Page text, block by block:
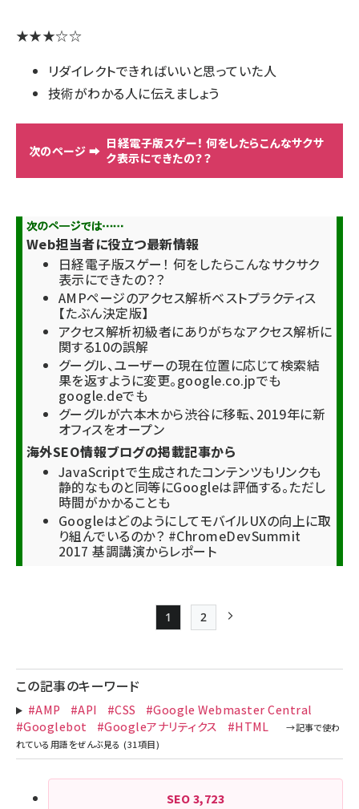
★★★☆☆
リダイレクトできればいいと思っていた人
技術がわかる人に伝えましょう
日経電子版スゲー！ 何をしたらこんなサクサ
ク表示にできたの？？
Web担当者に役立つ最新情報
日経電子版スゲー！ 何をしたらこんなサクサク
表示にできたの？？
AMPページのアクセス解析ベストプラクティス
【たぶん決定版】
アクセス解析初級者にありがちなアクセス解析に
関する10の誤解
グーグル、ユーザーの現在位置に応じて検索結
果を返すように変更。google.co.jpでも
google.deでも
グーグルが六本木から渋谷に移転、2019年に新
オフィスをオープン
海外SEO情報ブログの掲載記事から
JavaScriptで生成されたコンテンツもリンクも
静的なものと同等にGoogleは評価する。ただし
時間がかかることも
GoogleはどのようにしてモバイルUXの向上に取
り組んでいるのか？ #ChromeDevSummit
2017 基調講演からレポート
送
り
Page
1
Page
2
この記事のキーワード
#AMP #API #CSS
#Google Webmaster Central
#Googlebot
#Googleアナリティクス #HTML
SEO 3,723